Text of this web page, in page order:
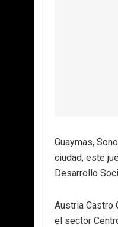
Guaymas,
ciudad, este
Desarrollo
Austria Castro
el sector